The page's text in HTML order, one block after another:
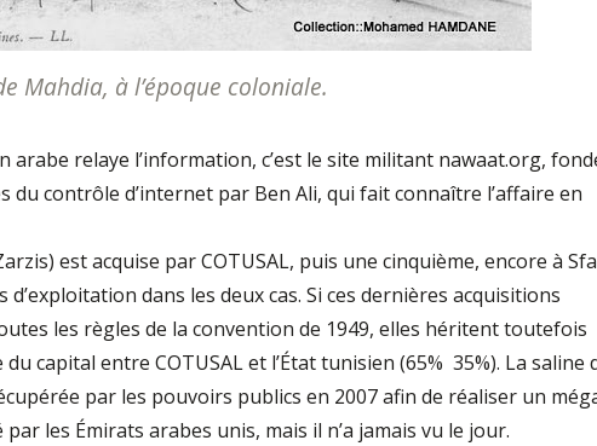
Mahdia, à l’époque coloniale.
arabe re­laye l’information, c’est le site militant na­waat.org,
du contrôle d’internet par Ben Ali, qui fait connaître l’affaire en
est acquise par COTUSAL, puis une cin­quième, encore à
dans les deux cas. Si ces dernières acquisitions
les règles de la convention de 1949, elles héritent toutefois
capital entre COTUSAL et l’État tunisien (65% ­ 35%). La saline
par les pouvoirs publics en 2007 afin de réaliser un
les Émirats arabes unis, mais il n’a jamais vu le jour.